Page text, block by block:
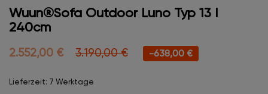
Wuun®Sofa Outdoor Luno Typ 13 I
240cm
2.552,00 € 3.190,00 € -638,00 €
Lieferzeit: 7 Werktage